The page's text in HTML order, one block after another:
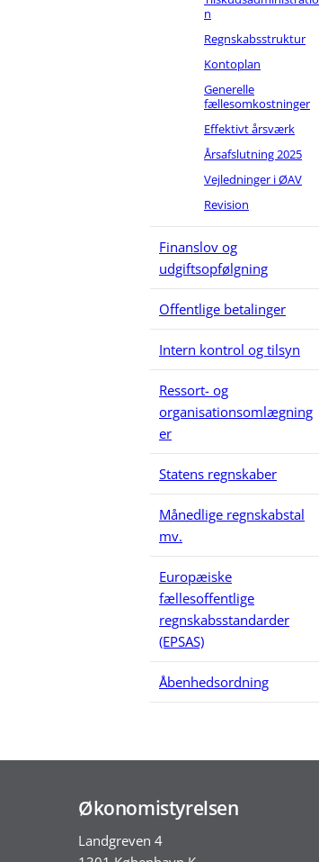
n
Regnskabsstruktur
Kontoplan
Generelle
fællesomkostninger
Effektivt årsværk
Årsafslutning 2025
Vejledninger i ØAV
Revision
Finanslov og
udgiftsopfølgning
Offentlige betalinger
Intern kontrol og tilsyn
Ressort- og
organisationsomlægning
er
Statens regnskaber
Månedlige regnskabstal
mv.
Europæiske
fællesoffentlige
regnskabsstandarder
(EPSAS)
Åbenhedsordning
Økonomistyrelsen
Landgreven 4